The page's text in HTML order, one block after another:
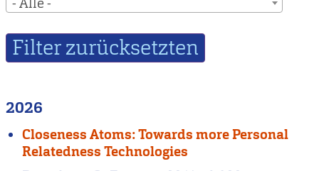
2026
Closeness Atoms: Towards more Personal
Relatedness Technologies